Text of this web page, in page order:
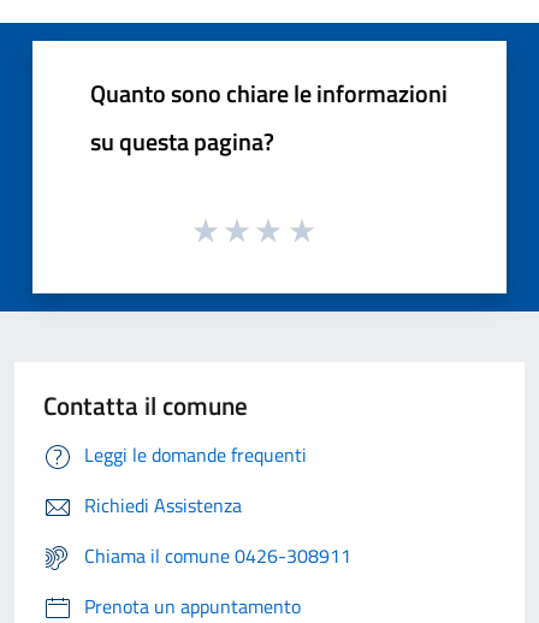
Quanto sono chiare le informazioni
su questa pagina?
Contatta il comune
Leggi le domande frequenti
Richiedi Assistenza
Chiama il comune 0426-308911
Prenota un appuntamento